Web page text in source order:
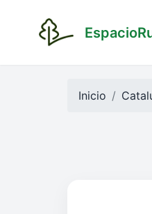
Inicio